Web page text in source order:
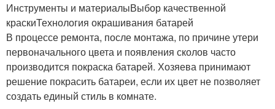
Инструменты и материалыВыбор качественной
краскиТехнология окрашивания батарей
В процессе ремонта, после монтажа, по причине утери
первоначального цвета и появления сколов часто
производится покраска батарей. Хозяева принимают
решение покрасить батареи, если их цвет не позволяет
создать единый стиль в комнате.